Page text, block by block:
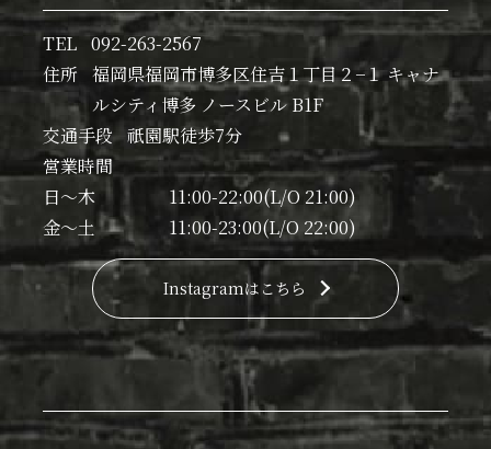
TEL 092-263-2567
住所
福岡県福岡市博多区住吉１丁目２−１ キャナ
ルシティ博多 ノースビル B1F
交通手段 祇園駅徒歩7分
営業時間
日〜木
11:00-22:00(L/O 21:00)
金〜土
11:00-23:00(L/O 22:00)
Instagramはこちら